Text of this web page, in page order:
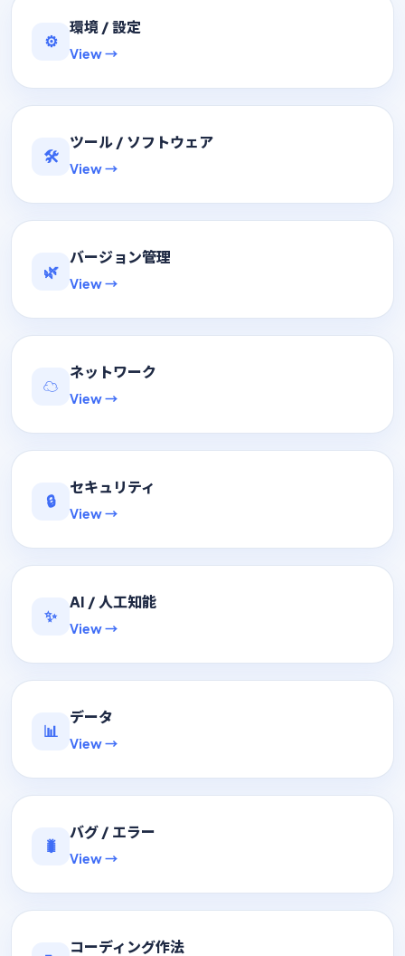
⚙️
環境 / 設定
View →
🛠
ツール / ソフトウェア
View →
🌿
バージョン管理
View →
☁️
ネットワーク
View →
🔒
セキュリティ
View →
✨
AI / 人工知能
View →
📊
データ
View →
🐛
バグ / エラー
View →
コーディング作法